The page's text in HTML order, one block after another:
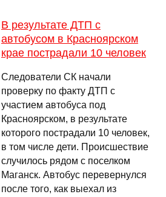
В результате ДТП с
автобусом в Красноярском
крае пострадали 10 человек
Следователи СК начали
проверку по факту ДТП с
участием автобуса под
Красноярском, в результате
которого пострадали 10 человек,
в том числе дети. Происшествие
случилось рядом с поселком
Маганск. Автобус перевернулся
после того, как выехал из